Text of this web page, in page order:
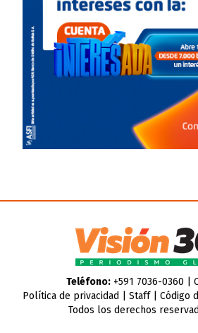
Teléfono:+591 7036-0360 |
Política de privacidad
Staff| Código
Todos los derechos